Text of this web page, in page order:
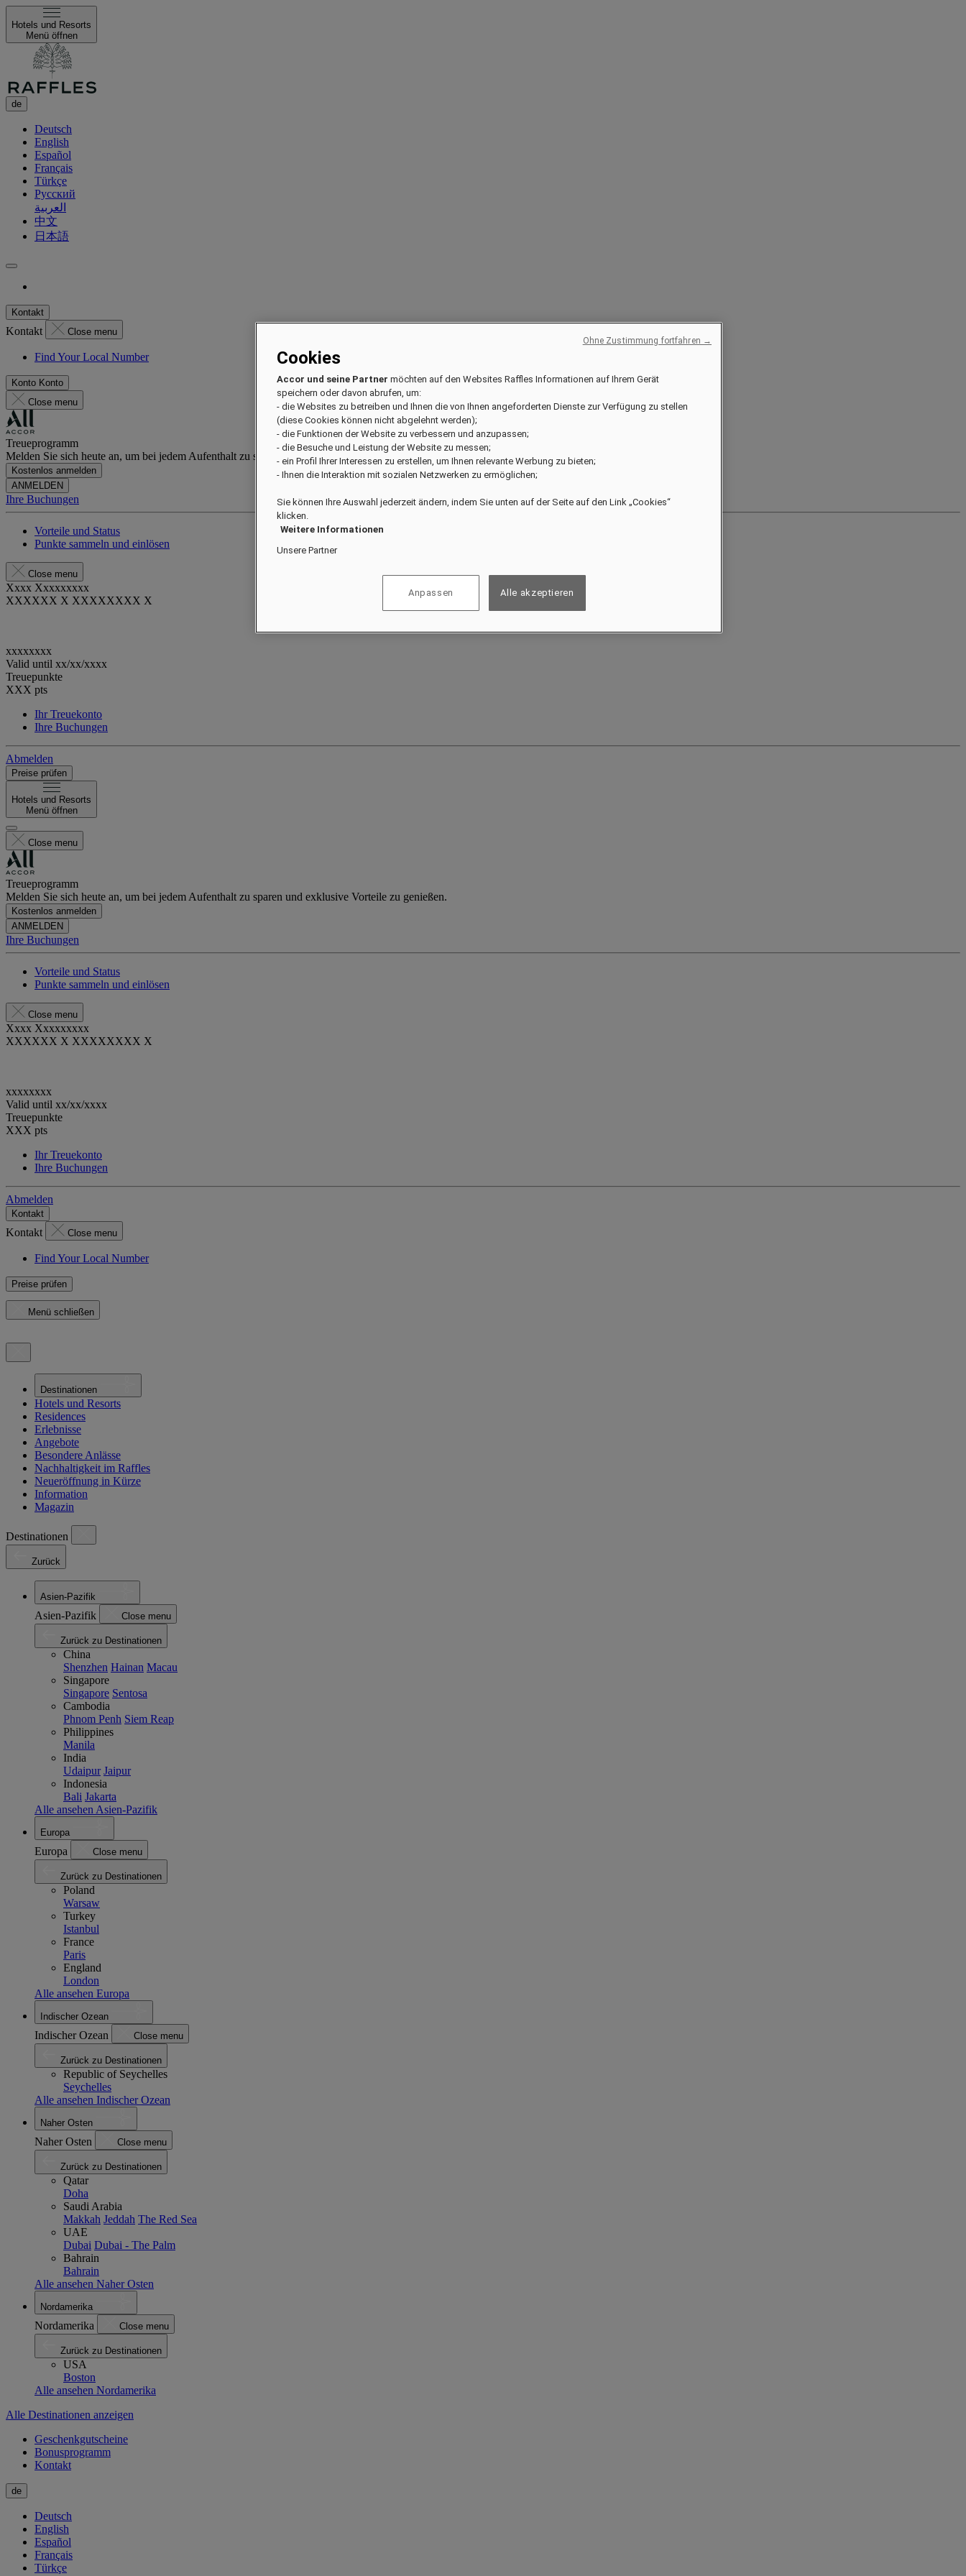
Hotels und Resorts
Menü öffnen
de
Deutsch
English
Español
Français
Türkçe
Русский
العربية
中文
日本語
Kontakt
Kontakt Close menu
Find Your Local Number
Konto Konto
Close menu
Treueprogramm
Melden Sie sich heute an, um bei jedem Aufenthalt zu sparen und exklusive Vorteile zu genießen.
Kostenlos anmelden
ANMELDEN
Ihre Buchungen
Vorteile und Status
Punkte sammeln und einlösen
Close menu
Xxxx Xxxxxxxxx
XXXXXX X XXXXXXXX X
xxxxxxxx
Valid until xx/xx/xxxx
Treuepunkte
XXX pts
Ihr Treuekonto
Ihre Buchungen
Abmelden
Preise prüfen
Hotels und Resorts
Menü öffnen
Close menu
Treueprogramm
Melden Sie sich heute an, um bei jedem Aufenthalt zu sparen und exklusive Vorteile zu genießen.
Kostenlos anmelden
ANMELDEN
Ihre Buchungen
Vorteile und Status
Punkte sammeln und einlösen
Close menu
Xxxx Xxxxxxxxx
XXXXXX X XXXXXXXX X
xxxxxxxx
Valid until xx/xx/xxxx
Treuepunkte
XXX pts
Ihr Treuekonto
Ihre Buchungen
Abmelden
Kontakt
Kontakt Close menu
Find Your Local Number
Preise prüfen
Menü schließen
Destinationen
Hotels und Resorts
Residences
Erlebnisse
Angebote
Besondere Anlässe
Nachhaltigkeit im Raffles
Neueröffnung in Kürze
Information
Magazin
Destinationen
Zurück
Asien-Pazifik
Asien-Pazifik Close menu
Zurück zu Destinationen
China
Shenzhen Hainan Macau
Singapore
Singapore Sentosa
Cambodia
Phnom Penh Siem Reap
Philippines
Manila
India
Udaipur Jaipur
Indonesia
Bali Jakarta
Alle ansehen Asien-Pazifik
Europa
Europa Close menu
Zurück zu Destinationen
Poland
Warsaw
Turkey
Istanbul
France
Paris
England
London
Alle ansehen Europa
Indischer Ozean
Indischer Ozean Close menu
Zurück zu Destinationen
Republic of Seychelles
Seychelles
Alle ansehen Indischer Ozean
Naher Osten
Naher Osten Close menu
Zurück zu Destinationen
Qatar
Doha
Saudi Arabia
Makkah Jeddah The Red Sea
UAE
Dubai Dubai - The Palm
Bahrain
Bahrain
Alle ansehen Naher Osten
Nordamerika
Nordamerika Close menu
Zurück zu Destinationen
USA
Boston
Alle ansehen Nordamerika
Alle Destinationen anzeigen
Geschenkgutscheine
Bonusprogramm
Kontakt
de
Deutsch
English
Español
Français
Türkçe
Cookies
Accor und seine Partner möchten auf den Websites Raffles Informationen auf Ihrem Gerät
speichern oder davon abrufen, um:
- die Websites zu betreiben und Ihnen die von Ihnen angeforderten Dienste zur Verfügung zu stellen
(diese Cookies können nicht abgelehnt werden);
- die Funktionen der Website zu verbessern und anzupassen;
- die Besuche und Leistung der Website zu messen;
- ein Profil Ihrer Interessen zu erstellen, um Ihnen relevante Werbung zu bieten;
- Ihnen die Interaktion mit sozialen Netzwerken zu ermöglichen;
Sie können Ihre Auswahl jederzeit ändern, indem Sie unten auf der Seite auf den Link „Cookies“
klicken.
Weitere Informationen
Unsere Partner
Anpassen Alle akzeptieren
Ohne Zustimmung fortfahren →